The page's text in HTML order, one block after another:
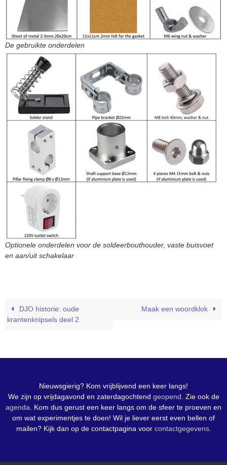
De gebruikte onderdelen
Optionele onderdelen voor de soldeerbouthouder, vaste buisvoet
en aan/uit schakelaar
DJO historie: oude
krantenknipsels deel 2
Maak een woordklok
Nieuwsgierig? Kom vrijblijvend een keer langs!
We zijn op vrijdagavond en zaterdagochtend geopend . Zie ook de
agenda . Kom dus gerust een keer langs om de sfeer te proeven en
om wat experimentjes te doen! Wil je liever eerst even bellen of
mailen? Kijk dan op de contactpagina voor contactgegevens.